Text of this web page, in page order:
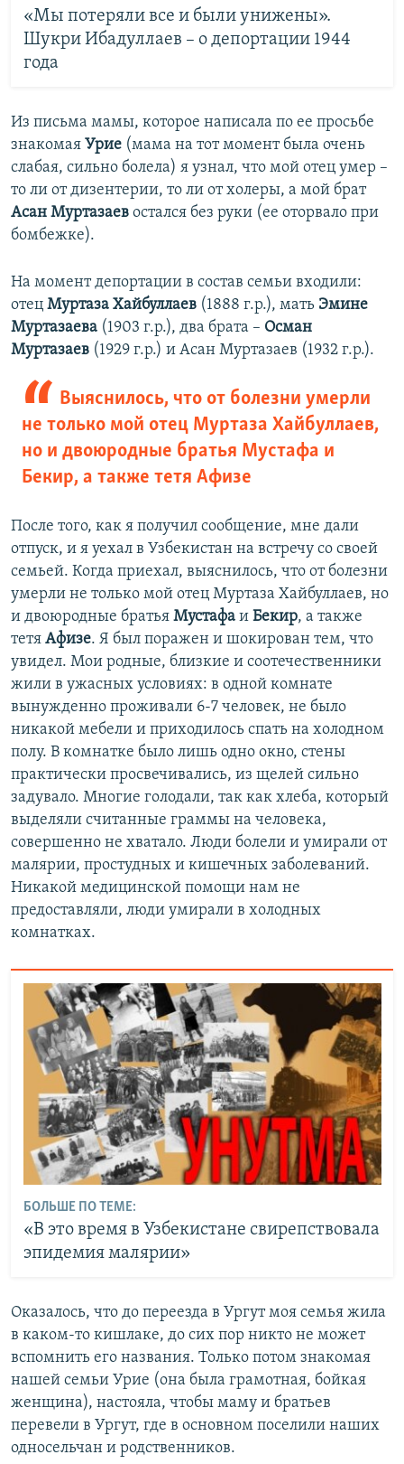
«Мы потеряли все и были унижены».
Шукри Ибадуллаев – о депортации 1944
года
Из письма мамы, которое написала по ее просьбе
знакомая Урие (мама на тот момент была очень
слабая, сильно болела) я узнал, что мой отец умер –
то ли от дизентерии, то ли от холеры, а мой брат
Асан Муртазаев остался без руки (ее оторвало при
бомбежке).
На момент депортации в состав семьи входили:
отец Муртаза Хайбуллаев (1888 г.р.), мать Эмине
Муртазаева (1903 г.р.), два брата – Осман
Муртазаев (1929 г.р.) и Асан Муртазаев (1932 г.р.).
Выяснилось, что от болезни умерли
не только мой отец Муртаза Хайбуллаев,
но и двоюродные братья Мустафа и
Бекир, а также тетя Афизе
После того, как я получил сообщение, мне дали
отпуск, и я уехал в Узбекистан на встречу со своей
семьей. Когда приехал, выяснилось, что от болезни
умерли не только мой отец Муртаза Хайбуллаев, но
и двоюродные братья Мустафа и Бекир, а также
тетя Афизе. Я был поражен и шокирован тем, что
увидел. Мои родные, близкие и соотечественники
жили в ужасных условиях: в одной комнате
вынужденно проживали 6-7 человек, не было
никакой мебели и приходилось спать на холодном
полу. В комнатке было лишь одно окно, стены
практически просвечивались, из щелей сильно
задувало. Многие голодали, так как хлеба, который
выделяли считанные граммы на человека,
совершенно не хватало. Люди болели и умирали от
малярии, простудных и кишечных заболеваний.
Никакой медицинской помощи нам не
предоставляли, люди умирали в холодных
комнатках.
БОЛЬШЕ ПО ТЕМЕ:
«В это время в Узбекистане свирепствовала
эпидемия малярии»
Оказалось, что до переезда в Ургут моя семья жила
в каком-то кишлаке, до сих пор никто не может
вспомнить его названия. Только потом знакомая
нашей семьи Урие (она была грамотная, бойкая
женщина), настояла, чтобы маму и братьев
перевели в Ургут, где в основном поселили наших
односельчан и родственников.